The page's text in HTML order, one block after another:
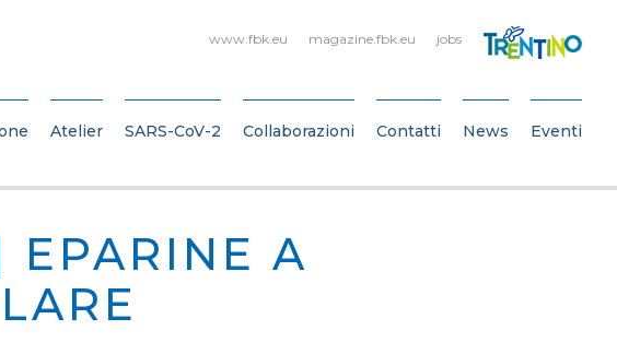
www.fbk.eu magazine.fbk.eu jobs
Atelier SARS-CoV-2 Collaborazioni Contatti News Eventi
EPARINE A